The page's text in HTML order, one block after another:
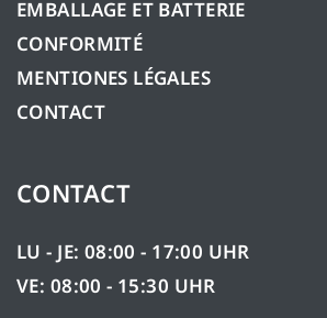
EMBALLAGE ET BATTERIE
CONFORMITÉ
MENTIONES LÉGALES
CONTACT
CONTACT
LU - JE: 08:00 - 17:00 UHR
VE: 08:00 - 15:30 UHR